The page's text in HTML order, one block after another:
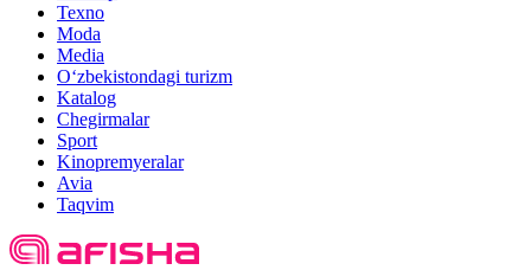
Texno
Moda
Media
O‘zbekistondagi turizm
Katalog
Chegirmalar
Sport
Kinopremyeralar
Avia
Taqvim